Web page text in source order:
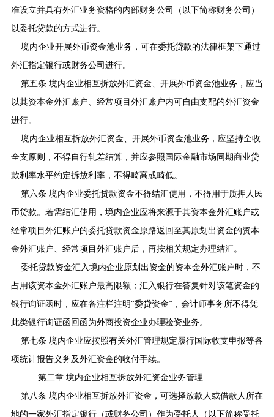
准设立并具有外汇业务资格的内部财务公司（以下简称财务公司）
以委托贷款的方式进行。
境内企业开展外币资金池业务，可在委托贷款的法律框架下通过
外汇指定银行或财务公司进行。
第五条 境内企业相互拆放外汇资金、开展外币资金池业务，应当
以其资本金外汇账户、经常项目外汇账户内可自由支配的外汇资金
进行。
境内企业相互拆放外汇资金、开展外币资金池业务，应坚持全收
全支原则，不得自行轧差结算，并应参照国际金融市场同期商业贷
款利率水平约定拆放利率，不得畸高或畸低。
第六条 境内企业委托贷款资金不得结汇使用，不得用于质押人民
币贷款。若需结汇使用，境内企业应将来源于其资本金外汇账户或
经常项目外汇账户的委托贷款资金原路返回至其原划出资金的资本
金外汇账户、经常项目外汇账户后，再按相关规定办理结汇。
委托贷款资金汇入境内企业原划出资金的资本金外汇账户时，不
占用该资本金外汇账户最高限额；汇入银行在答复针对该笔资金的
银行询证函时，应在备注栏注明“委贷资金”，会计师事务所不得凭
此类银行询证函回函为外商投资企业办理验资业务。
第七条 境内企业应按照有关外汇管理规定履行国际收支申报等各
项统计报告义务及外汇资金的收付手续。
第二章 境内企业相互拆放外汇资金业务管理
第八条 境内企业相互拆放外汇资金，可选择放款人或借款人所在
地的一家外汇指定银行（或财务公司）作为受托人（以下简称受托